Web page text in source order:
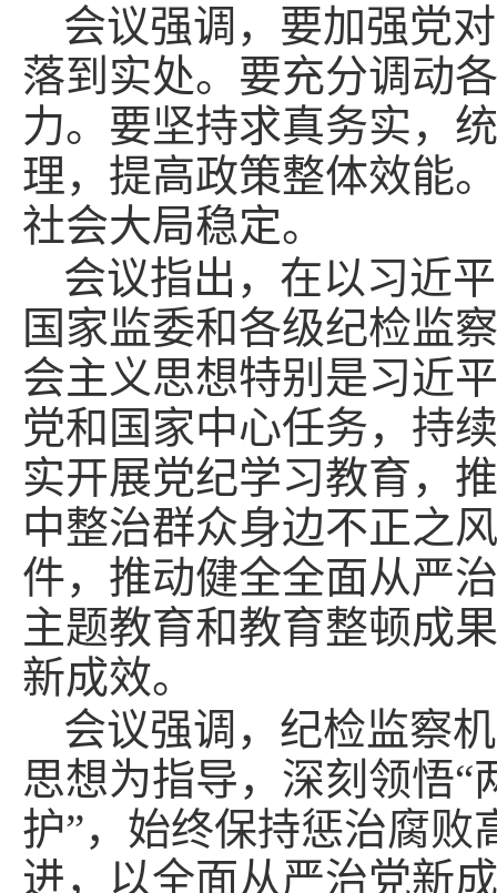
会议强调，要加强党
落到实处。要充分调动
力。要坚持求真务实，
理，提高政策整体效能
社会大局稳定。
会议指出，在以习近
国家监委和各级纪检监
会主义思想特别是习近
党和国家中心任务，持
实开展党纪学习教育，
中整治群众身边不正之
件，推动健全全面从严
主题教育和教育整顿成
新成效。
会议强调，纪检监察
思想为指导，深刻领悟“
护”，始终保持惩治腐
进，以全面从严治党新